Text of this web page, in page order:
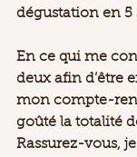
dégustation en 5
En ce qui me
deux afin d’être
mon compte-
goûté la totalité
Rassurez-vous,